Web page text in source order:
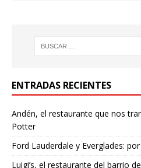
ENTRADAS RECIENTES
Andén, el restaurante que nos
Potter
Ford Lauderdale y Everglades:
Luigi’s, el restaurante del barrio